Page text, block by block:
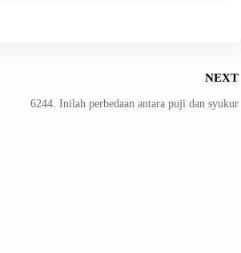
NEXT
6244. Inilah perbedaan antara puji dan syukur